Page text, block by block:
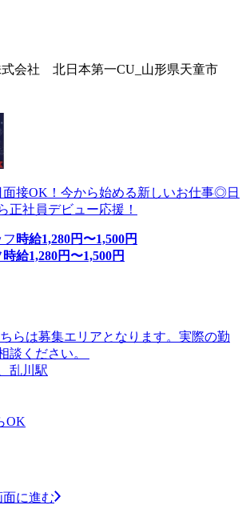
会社 北日本第一CU_山形県天童市
面接OK！今から始める新しいお仕事◎日
正社員デビュー応援！
時給1,280円〜1,500円
時給1,280円〜1,500円
らは募集エリアとなります。実際の勤
談ください。
乱川駅
OK
面に進む